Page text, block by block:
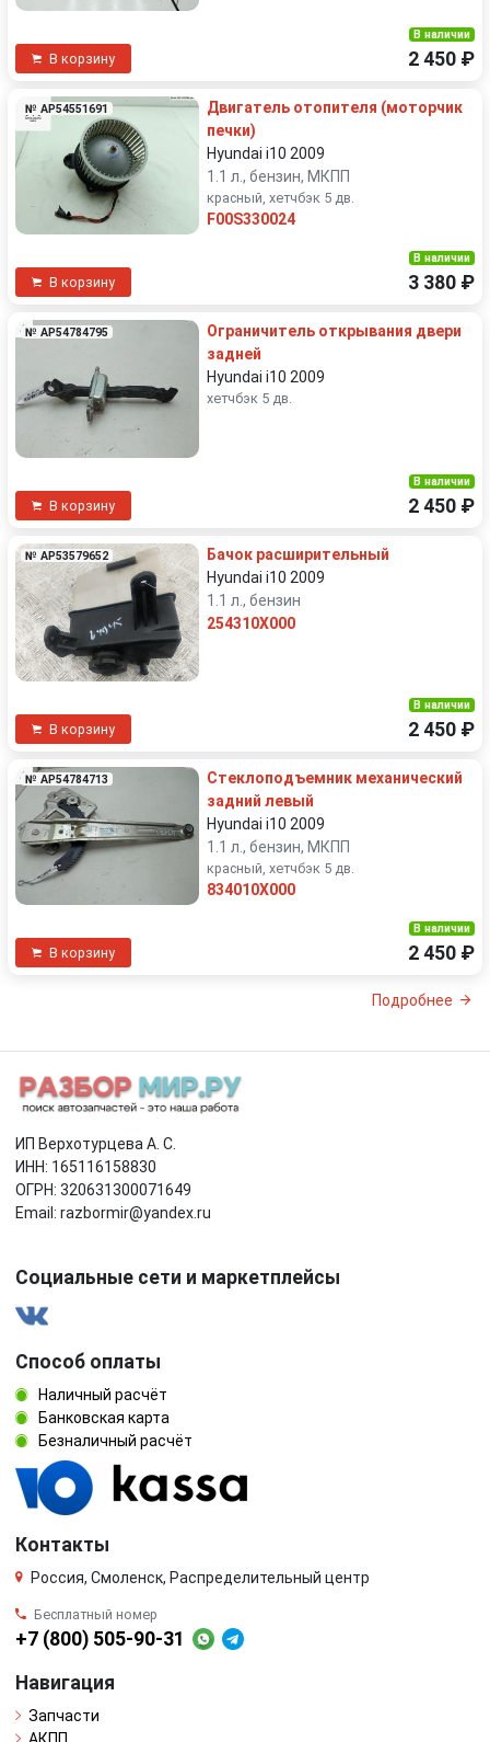
В корзину
В наличии
2 450 ₽
№ AP54551691
Двигатель отопителя (моторчик
печки)
Hyundai i10 2009
1.1 л., бензин, МКПП
красный, хетчбэк 5 дв.
F00S330024
В корзину
В наличии
3 380 ₽
№ AP54784795
Ограничитель открывания двери
задней
Hyundai i10 2009
хетчбэк 5 дв.
В корзину
В наличии
2 450 ₽
№ AP53579652
Бачок расширительный
Hyundai i10 2009
1.1 л., бензин
254310X000
В корзину
В наличии
2 450 ₽
№ AP54784713
Стеклоподъемник механический
задний левый
Hyundai i10 2009
1.1 л., бензин, МКПП
красный, хетчбэк 5 дв.
834010X000
В корзину
В наличии
2 450 ₽
Подробнее
ИП Верхотурцева А. С.
ИНН: 165116158830
ОГРН: 320631300071649
Email: razbormir@yandex.ru
Социальные сети и маркетплейсы
Способ оплаты
Наличный расчёт
Банковская карта
Безналичный расчёт
Контакты
Россия, Смоленск, Распределительный центр
Бесплатный номер
+7 (800) 505-90-31
Навигация
Запчасти
АКПП